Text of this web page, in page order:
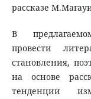
рассказе
В
провести
становления,
на основе
тенденции